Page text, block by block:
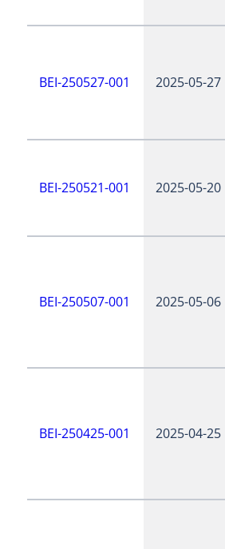
BEI-250527-001 2025-05-27
BEI-250521-001 2025-05-20
BEI-250507-001 2025-05-06
BEI-250425-001 2025-04-25